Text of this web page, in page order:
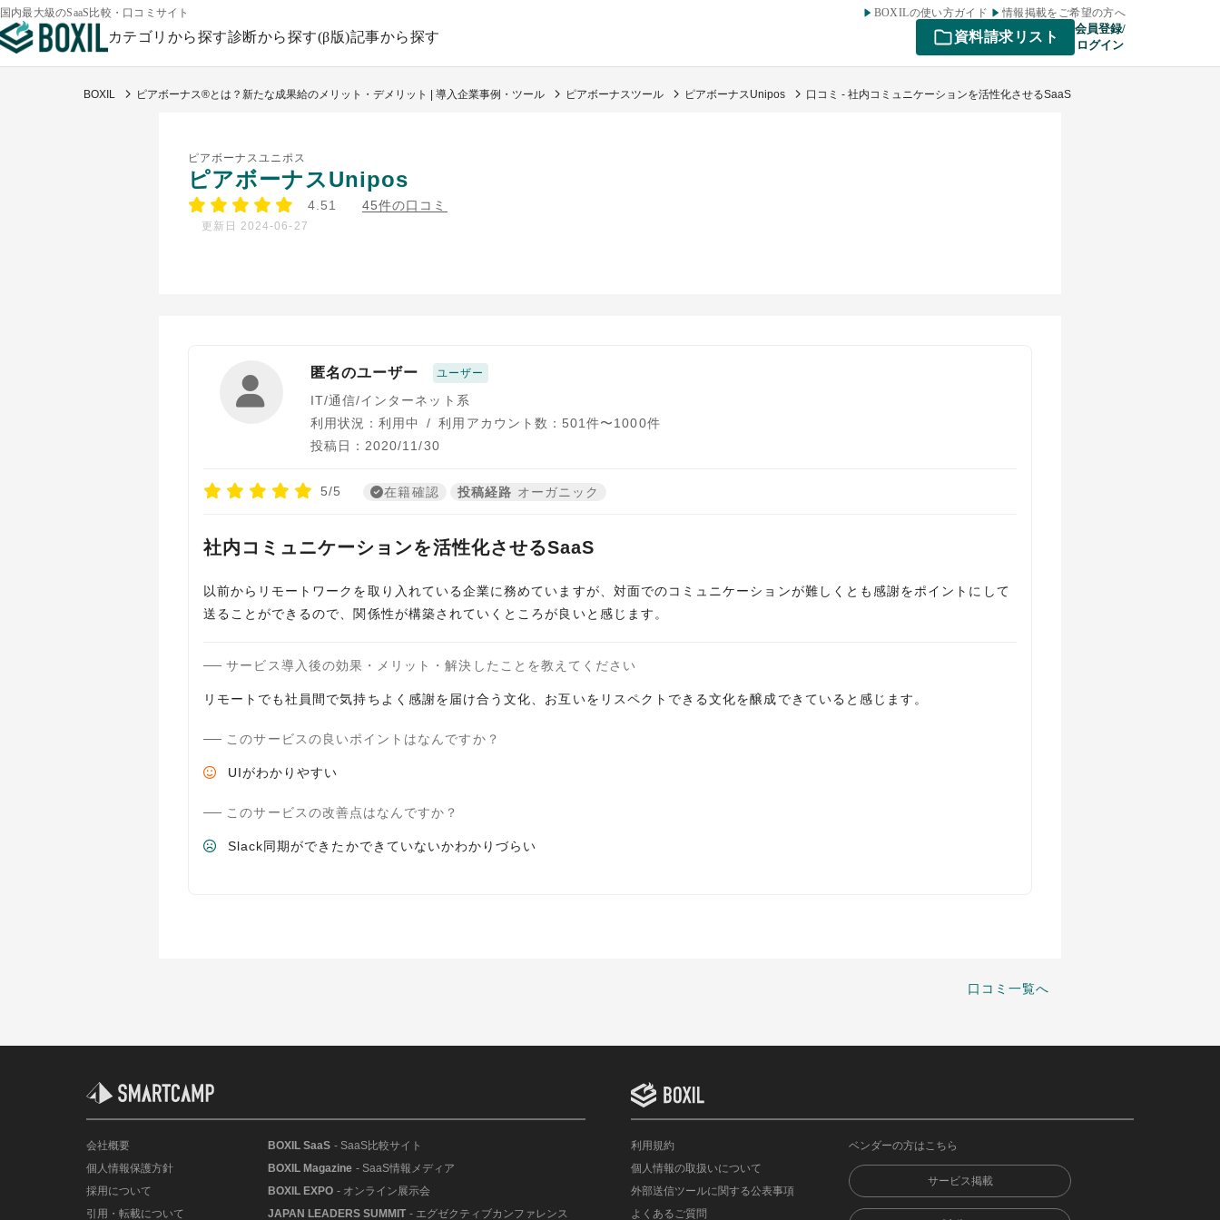
国内最大級のSaaS比較・口コミサイト BOXILの使い方ガイド 情報掲載をご希望の方へ
カテゴリから探す診断から探す(β版)記事から探す 資料請求リスト
会員登録/
ログイン
BOXIL ピアボーナス®とは？新たな成果給のメリット・デメリット | 導入企業事例・ツール ピアボーナスツール ピアボーナスUnipos 口コミ - 社内コミュニケーションを活性化させるSaaS
ピアボーナスユニポス
ピアボーナスUnipos
4.51 45件の口コミ
更新日 2024-06-27
匿名のユーザー ユーザー
IT/通信/インターネット系
利用状況：利用中
/ 利用アカウント数：501件〜1000件
投稿日：2020/11/30
5/5 在籍確認 投稿経路 オーガニック
社内コミュニケーションを活性化させるSaaS
以前からリモートワークを取り入れている企業に務めていますが、対面でのコミュニケーションが難しくとも感謝をポイントにして
送ることができるので、関係性が構築されていくところが良いと感じます。
サービス導入後の効果・メリット・解決したことを教えてください
リモートでも社員間で気持ちよく感謝を届け合う文化、お互いをリスペクトできる文化を醸成できていると感じます。
このサービスの良いポイントはなんですか？
UIがわかりやすい
このサービスの改善点はなんですか？
Slack同期ができたかできていないかわかりづらい
口コミ一覧へ
会社概要
個人情報保護方針
採用について
引用・転載について
BOXIL SaaS - SaaS比較サイト
BOXIL Magazine - SaaS情報メディア
BOXIL EXPO - オンライン展示会
JAPAN LEADERS SUMMIT - エグゼクティブカンファレンス
利用規約
個人情報の取扱いについて
外部送信ツールに関する公表事項
よくあるご質問
ベンダーの方はこちら
サービス掲載